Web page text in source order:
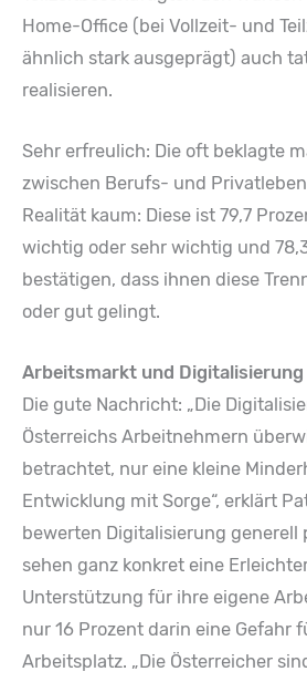
Home-Office (bei Vollzeit- und
ähnlich stark ausgeprägt) auch
realisieren.
Sehr erfreulich: Die oft beklagte
zwischen Berufs- und
Realität kaum: Diese ist 79,7
wichtig oder sehr wichtig und
bestätigen, dass ihnen diese
oder gut gelingt.
Arbeitsmarkt und Digitalisierung
Die gute Nachricht: „Die
Österreichs Arbeitnehmern
betrachtet, nur eine kleine
Entwicklung mit Sorge“, erklärt
bewerten Digitalisierung generell
sehen ganz konkret eine
Unterstützung für ihre eigene
nur 16 Prozent darin eine Gefahr
Arbeitsplatz. „Die Österreicher